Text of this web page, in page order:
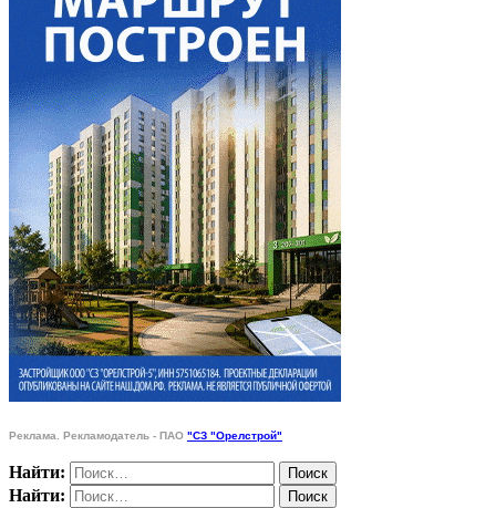
Реклама. Рекламодатель - ПАО "СЗ "Орелстрой"
Найти:
Найти: